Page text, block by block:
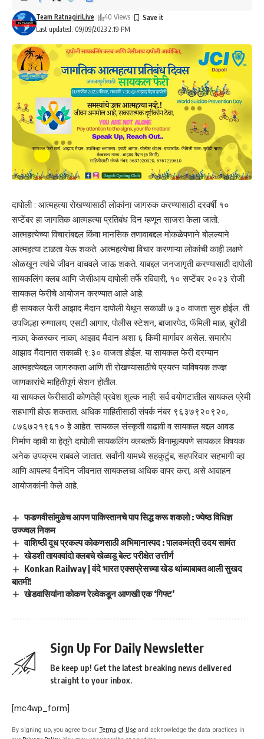
Last updated: 09/09/2023 2:19 PM
Team RatnagiriLive 40 Views
दापोली : आत्महत्या रोखण्यासाठी लोकांना जागरुक करण्यासाठी दरवर्षी १०
सप्टेंबर हा जागतिक आत्महत्या प्रतिबंध दिन म्हणून साजरा केला जातो.
आत्महत्येच्या विचारांबद्दल किंवा मानसिक तणावाबद्दल मोकळेपणाने बोलल्याने
आत्महत्या टाळता येऊ शकते. आत्महत्येचा विचार करणाऱ्या लोकांची काही लक्षणे
ओळखून त्यांचे जीवन वाचवले जाऊ शकते. याबद्दल जनजागृती करण्यासाठी दापोली
सायकलिंग क्लब आणि जेसीआय दापोली तर्फे रविवारी, १० सप्टेंबर २०२३ रोजी
सायकल फेरीचे आयोजन करण्यात आले आहे.
ही सायकल फेरी आझाद मैदान दापोली येथून सकाळी ७:३० वाजता सुरु होईल. ती
उपजिल्हा रुग्णालय, एसटी आगार, पोलीस स्टेशन, बाजारपेठ, फॅमिली माळ, बुरोंडी
नाका, केळस्कर नाका, आझाद मैदान अशा ६ किमी मार्गावर असेल. समारोप
आझाद मैदानात सकाळी ९:३० वाजता होईल. या सायकल फेरी दरम्यान
आत्महत्येबद्दल जागरुकता आणि ती रोखण्यासाठीचे प्रयत्न याविषयक तज्ज्ञ
जाणकारांचे माहितीपूर्ण सेशन होतील.
या सायकल फेरीसाठी कोणतेही प्रवेश शुल्क नाही. सर्व वयोगटातील सायकल प्रेमी
सहभागी होऊ शकतात. अधिक माहितीसाठी संपर्क नंबर ९६३७९२०९२०,
८७६७२१९६१० हे आहेत. सायकल संस्कृती वाढावी व सायकल बद्दल आवड
निर्माण व्हावी या हेतूने दापोली सायकलिंग क्लबतर्फे विनामूल्यपणे सायकल विषयक
अनेक उपक्रम राबवले जातात. सर्वांनी यामध्ये सहकुटुंब, सहपरिवार सहभागी व्हा
आणि आपल्या दैनंदिन जीवनात सायकलचा अधिक वापर करा, असे आवाहन
आयोजकांनी केले आहे.
फडणवीसांमुळेच आपण पाकिस्तानचे पाप सिद्ध करू शकलो : ज्येष्ठ विधिज्ञ
उज्ज्वल निकम
वाशिष्ठी दूध प्रकल्प कोकणसाठी अभिमानास्पद : पालकमंत्री उदय सामंत
खेडशी तायक्वांदो क्लबचे खेळाडू बेल्ट परीक्षेत उत्तीर्ण
Konkan Railway | वंदे भारत एक्सप्रेसच्या खेड थांब्याबाबत आली सुखद
बातमी!
खेडवासियांना कोकण रेल्वेकडून आणखी एक ‘गिफ्ट’
Sign Up For Daily Newsletter
Be keep up! Get the latest breaking news delivered
straight to your inbox.
[mc4wp_form]
By signing up, you agree to our Terms of Use and acknowledge the data practices in